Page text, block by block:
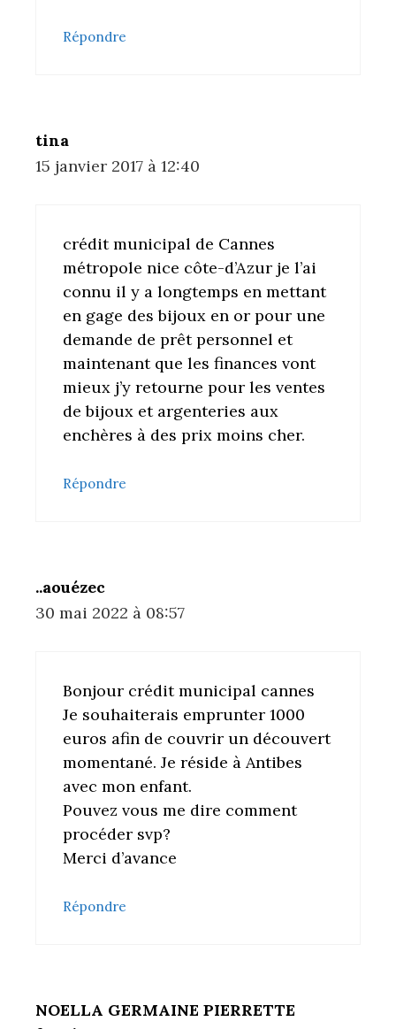
Répondre
tina
15 janvier 2017 à 12:40
crédit municipal de Cannes
métropole nice côte-d’Azur je l’ai
connu il y a longtemps en mettant
en gage des bijoux en or pour une
demande de prêt personnel et
maintenant que les finances vont
mieux j’y retourne pour les ventes
de bijoux et argenteries aux
enchères à des prix moins cher.
Répondre
..aouézec
30 mai 2022 à 08:57
Bonjour crédit municipal cannes
Je souhaiterais emprunter 1000
euros afin de couvrir un découvert
momentané. Je réside à Antibes
avec mon enfant.
Pouvez vous me dire comment
procéder svp?
Merci d’avance
Répondre
NOELLA GERMAINE PIERRETTE